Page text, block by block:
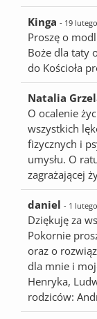
Kinga - 19
Proszę o
Boże dla taty
do Kościoła
Natalia
O ocalenie
wszystkich
fizycznych i
umysłu. O
zagrażającej
daniel - 1
Dziękuję za
Pokornie
oraz o
dla mnie i
Henryka,
rodziców: